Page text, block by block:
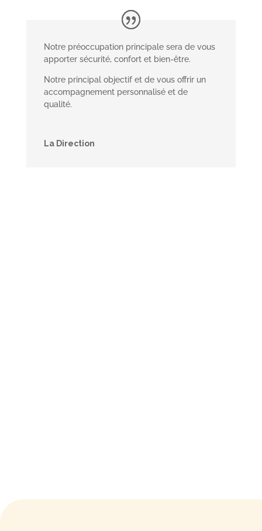
Notre préoccupation principale sera de vous
apporter sécurité, confort et bien-être.
Notre principal objectif et de vous offrir un
accompagnement personnalisé et de
qualité.
La Direction